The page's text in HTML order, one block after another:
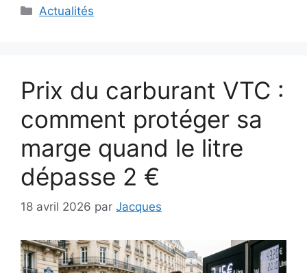
Catégories
Actualités
Prix du carburant VTC :
comment protéger sa
marge quand le litre
dépasse 2 €
18 avril 2026 par Jacques